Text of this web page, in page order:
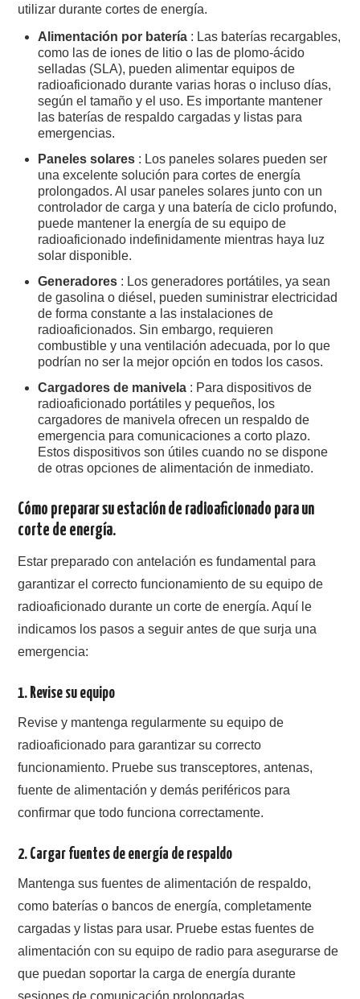
utilizar durante cortes de energía.
Alimentación por batería : Las baterías recargables,
como las de iones de litio o las de plomo-ácido
selladas (SLA), pueden alimentar equipos de
radioaficionado durante varias horas o incluso días,
según el tamaño y el uso. Es importante mantener
las baterías de respaldo cargadas y listas para
emergencias.
Paneles solares : Los paneles solares pueden ser
una excelente solución para cortes de energía
prolongados. Al usar paneles solares junto con un
controlador de carga y una batería de ciclo profundo,
puede mantener la energía de su equipo de
radioaficionado indefinidamente mientras haya luz
solar disponible.
Generadores : Los generadores portátiles, ya sean
de gasolina o diésel, pueden suministrar electricidad
de forma constante a las instalaciones de
radioaficionados. Sin embargo, requieren
combustible y una ventilación adecuada, por lo que
podrían no ser la mejor opción en todos los casos.
Cargadores de manivela : Para dispositivos de
radioaficionado portátiles y pequeños, los
cargadores de manivela ofrecen un respaldo de
emergencia para comunicaciones a corto plazo.
Estos dispositivos son útiles cuando no se dispone
de otras opciones de alimentación de inmediato.
Cómo preparar su estación de radioaficionado para un
corte de energía.
Estar preparado con antelación es fundamental para
garantizar el correcto funcionamiento de su equipo de
radioaficionado durante un corte de energía. Aquí le
indicamos los pasos a seguir antes de que surja una
emergencia:
1. Revise su equipo
Revise y mantenga regularmente su equipo de
radioaficionado para garantizar su correcto
funcionamiento. Pruebe sus transceptores, antenas,
fuente de alimentación y demás periféricos para
confirmar que todo funciona correctamente.
2. Cargar fuentes de energía de respaldo
Mantenga sus fuentes de alimentación de respaldo,
como baterías o bancos de energía, completamente
cargadas y listas para usar. Pruebe estas fuentes de
alimentación con su equipo de radio para asegurarse de
que puedan soportar la carga de energía durante